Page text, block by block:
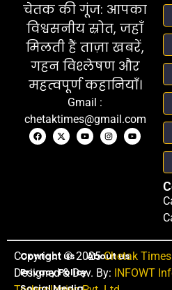
चेतक की गूंज: आपका
विश्वसनीय स्रोत, जहाँ
मिलती हैं ताज़ा खबरें,
गहन विश्लेषण और
महत्वपूर्ण कहानियाँ।
Gmail :
chetaktimes@gmail.com
Contact us
About us
Privacy Policy
Copyright © 2025Chetak Times
Designed & Dev. By: INFOWT